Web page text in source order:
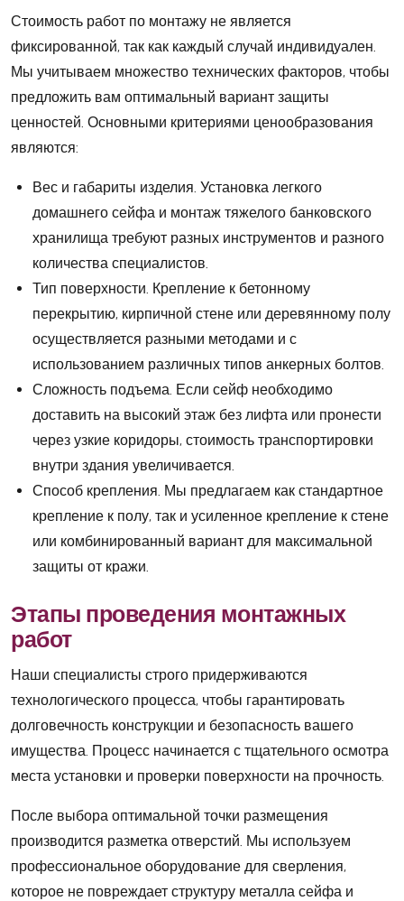
Стоимость работ по монтажу не является
фиксированной, так как каждый случай индивидуален.
Мы учитываем множество технических факторов, чтобы
предложить вам оптимальный вариант защиты
ценностей. Основными критериями ценообразования
являются:
Вес и габариты изделия. Установка легкого
домашнего сейфа и монтаж тяжелого банковского
хранилища требуют разных инструментов и разного
количества специалистов.
Тип поверхности. Крепление к бетонному
перекрытию, кирпичной стене или деревянному полу
осуществляется разными методами и с
использованием различных типов анкерных болтов.
Сложность подъема. Если сейф необходимо
доставить на высокий этаж без лифта или пронести
через узкие коридоры, стоимость транспортировки
внутри здания увеличивается.
Способ крепления. Мы предлагаем как стандартное
крепление к полу, так и усиленное крепление к стене
или комбинированный вариант для максимальной
защиты от кражи.
Этапы проведения монтажных
работ
Наши специалисты строго придерживаются
технологического процесса, чтобы гарантировать
долговечность конструкции и безопасность вашего
имущества. Процесс начинается с тщательного осмотра
места установки и проверки поверхности на прочность.
После выбора оптимальной точки размещения
производится разметка отверстий. Мы используем
профессиональное оборудование для сверления,
которое не повреждает структуру металла сейфа и